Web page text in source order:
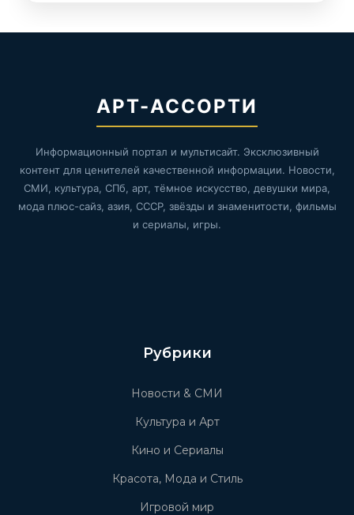
АРТ-АССОРТИ
Информационный портал и мультисайт. Эксклюзивный
контент для ценителей качественной информации. Новости,
СМИ, культура, СПб, арт, тёмное искусство, девушки мира,
мода плюс-сайз, азия, СССР, звёзды и знаменитости, фильмы
и сериалы, игры.
Рубрики
Новости & СМИ
Культура и Арт
Кино и Сериалы
Красота, Мода и Стиль
Игровой мир